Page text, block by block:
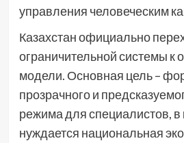
управления человеческим
Казахстан официально
ограничительной системы к
модели. Основная цель –
прозрачного и
режима для специалистов, в
нуждается национальная